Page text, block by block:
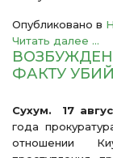
Опубликовано в
Читать далее ...
ФАКТУ
Сухум. 17
года
отношении